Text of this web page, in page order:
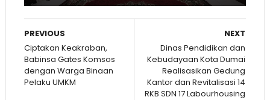
NEXT
Dinas Pendidikan dan
Kebudayaan Kota Dumai
Realisasikan Gedung
Kantor dan Revitalisasi 14
RKB SDN 17 Labourhousing
PREVIOUS
Ciptakan Keakraban,
Babinsa Gates Komsos
dengan Warga Binaan
Pelaku UMKM